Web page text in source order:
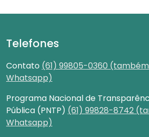
Telefones
Contato (61) 99805-0360 (também
Whatsapp)
Programa Nacional de
Pública (PNTP) (61) 99828-8742
Whatsapp)